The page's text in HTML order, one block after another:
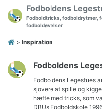
primary
navigation
content
Fodboldens
Fodboldtricks, fodboldrytmer,
fodboldøvelser
> Inspiration
Fodboldens
Fodboldens Legestues
sjovere at spille og
hæfte med tricks, som
DBUs Fodboldskole